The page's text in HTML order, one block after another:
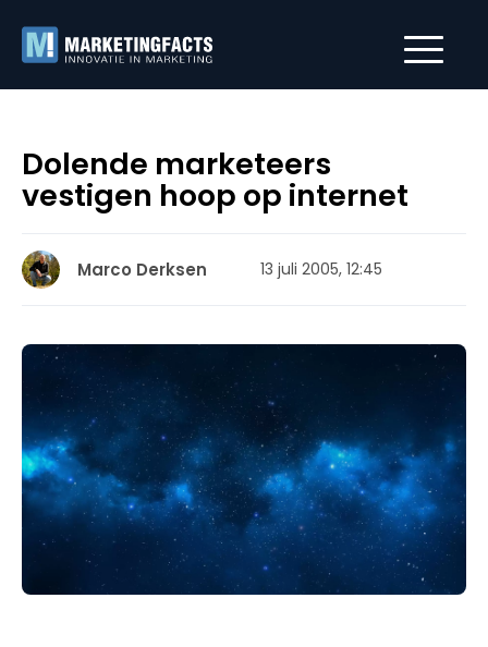
Dolende marketeers
vestigen hoop op internet
Marco Derksen 13 juli 2005, 12:45